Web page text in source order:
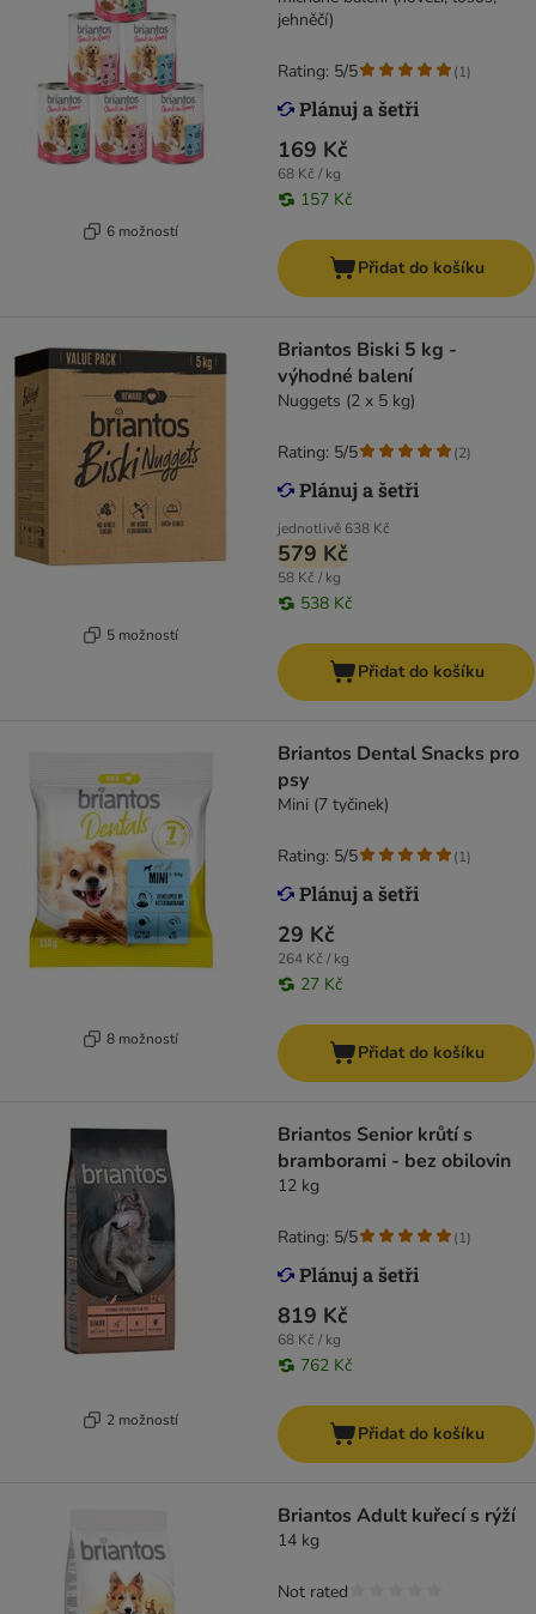
6 možností
jehněčí)
169 Kč
68 Kč / kg
157 Kč
Rating: 5/5 (1)
Přidat do košíku
5 možností
Briantos Biski 5 kg -
výhodné balení
Nuggets (2 х 5 kg)
jednotlivě 638 Kč
579 Kč
58 Kč / kg
538 Kč
Rating: 5/5 (2)
Přidat do košíku
8 možností
Briantos Dental Snacks pro
psy
Mini (7 tyčinek)
29 Kč
264 Kč / kg
27 Kč
Rating: 5/5 (1)
Přidat do košíku
2 možností
Briantos Senior krůtí s
bramborami - bez obilovin
12 kg
819 Kč
68 Kč / kg
762 Kč
Rating: 5/5 (1)
Přidat do košíku
Briantos Adult kuřecí s rýží
14 kg
Not rated